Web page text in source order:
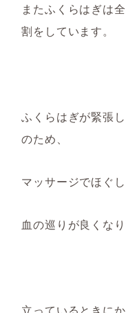
またふくらはぎは
割をしています。
ふくらはぎが緊張
のため、
マッサージでほぐ
血の巡りが良くなり